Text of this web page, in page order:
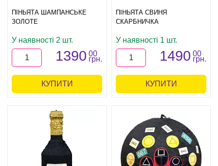
ПІНЬЯТА ШАМПАНСЬКЕ
ЗОЛОТЕ
У наявності 2 шт.
1390 00
грн.
КУПИТИ
ПІНЬЯТА СВИНЯ
СКАРБНИЧКА
У наявності 1 шт.
1490 00
грн.
КУПИТИ